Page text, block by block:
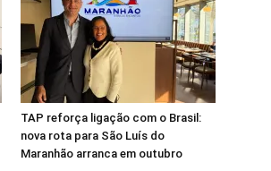
TAP reforça ligação com o Brasil:
nova rota para São Luís do
Maranhão arranca em outubro